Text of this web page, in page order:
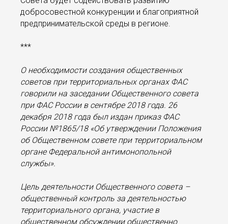
добросовестной конкуренции и благоприятной
предпринимательской среды в регионе.
***
О необходимости создания общественных
советов при территориальных органах ФАС
говорили на заседании Общественного совета
при ФАС России в сентябре 2018 года. 26
декабря 2018 года был издан приказ ФАС
России №1865/18 «Об утверждении Положения
об Общественном совете при территориальном
органе Федеральной антимонопольной
службы».
Цель деятельности Общественного совета –
общественный контроль за деятельностью
территориального органа, участие в
общественном обсуждении общественно